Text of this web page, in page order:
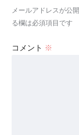
メールアドレスが公
る欄は必須項目です
コメント ※